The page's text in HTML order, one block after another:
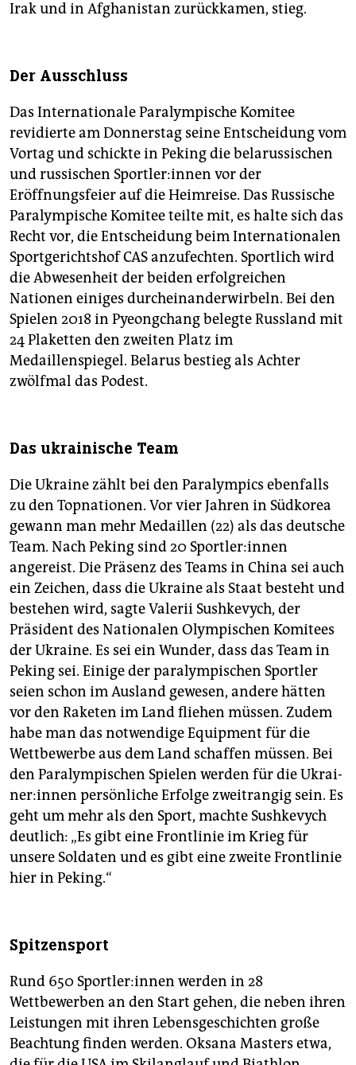
Irak und in Afghanistan zurückkamen, stieg.
Der Ausschluss
Das Internationale Paralympische Komitee
revidierte am Donnerstag seine Entscheidung vom
Vortag und schickte in Peking die belarussischen
und russischen Sport­le­r:in­nen vor der
Eröffnungsfeier auf die Heimreise. Das Russische
Paralympische Komitee teilte mit, es halte sich das
Recht vor, die Entscheidung beim Internationalen
Sportgerichtshof CAS anzufechten. Sportlich wird
die Abwesenheit der beiden erfolgreichen
Nationen einiges durcheinanderwirbeln. Bei den
Spielen 2018 in Pyeongchang belegte Russland mit
24 Plaketten den zweiten Platz im
Medaillenspiegel. Belarus bestieg als Achter
zwölfmal das Podest.
Das ukrainische Team
Die Ukraine zählt bei den Paralympics ebenfalls
zu den Topnationen. Vor vier Jahren in Südkorea
gewann man mehr Medaillen (22) als das deutsche
Team. Nach Peking sind 20 Sport­le­r:in­nen
angereist. Die Präsenz des Teams in China sei auch
ein Zeichen, dass die Ukraine als Staat besteht und
bestehen wird, sagte Valerii Sushkevych, der
Präsident des Nationalen Olympischen Komitees
der Ukraine. Es sei ein Wunder, dass das Team in
Peking sei. Einige der paralympischen Sportler
seien schon im Ausland gewesen, andere hätten
vor den Raketen im Land fliehen müssen. Zudem
habe man das notwendige Equipment für die
Wettbewerbe aus dem Land schaffen müssen. Bei
den Paralympischen Spielen werden für die Ukrai­
ne­r:in­nen persönliche Erfolge zweitrangig sein. Es
geht um mehr als den Sport, machte Sushkevych
deutlich: „Es gibt eine Frontlinie im Krieg für
unsere Soldaten und es gibt eine zweite Frontlinie
hier in Peking.“
Spitzensport
Rund 650 Sport­le­r:in­nen werden in 28
Wettbewerben an den Start gehen, die neben ihren
Leistungen mit ihren Lebensgeschichten große
Beachtung finden werden. Oksana Masters etwa,